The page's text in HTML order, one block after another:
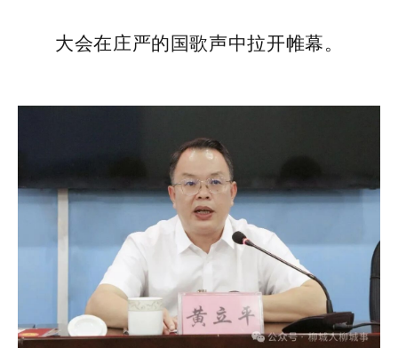
大会在庄严的国歌声中拉开帷幕。